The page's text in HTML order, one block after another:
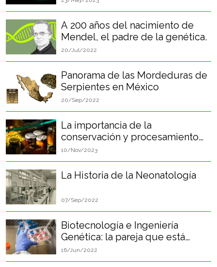
A 200 años del nacimiento de
Mendel, el padre de la genética.
20/Jul/2022
Panorama de las Mordeduras de
Serpientes en México
20/Sep/2022
La importancia de la
conservación y procesamiento
de alimentos en el desarrollo de
la humanidad
10/Nov/2023
La Historia de la Neonatología
07/Sep/2022
Biotecnología e Ingeniería
Genética: la pareja que está
cambiando el mundo
16/Jun/2022